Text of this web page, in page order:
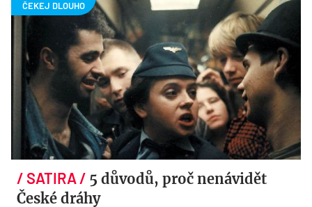
5 důvodů, proč nenávidět
České dráhy